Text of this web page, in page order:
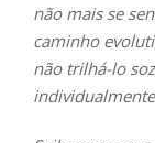
não mais se
caminho
não trilhá-lo